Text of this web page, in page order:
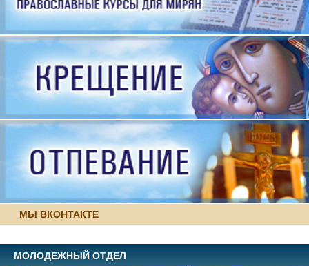
МЫ ВКОНТАКТЕ
МОЛОДЕЖНЫЙ ОТДЕЛ